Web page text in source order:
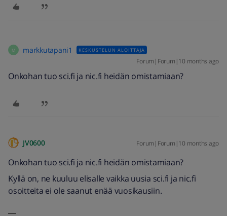
M markkutapani1 KESKUSTELUN ALOITTAJA
Forum|Forum|10 months ago
Onkohan tuo sci.fi ja nic.fi heidän omistamiaan?
JV0600 Forum|Forum|10 months ago
Onkohan tuo sci.fi ja nic.fi heidän omistamiaan?
Kyllä on, ne kuuluu elisalle vaikka uusia sci.fi ja nic.fi
osoitteita ei ole saanut enää vuosikausiin.